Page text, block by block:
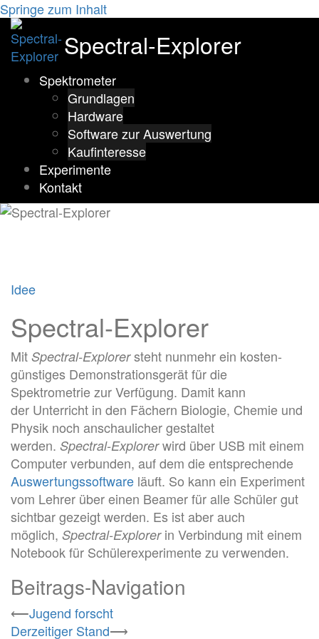
Springe zum Inhalt
Spectral-Explorer
Spektrometer
Grundlagen
Hardware
Software zur Auswertung
Kaufinteresse
Experimente
Kontakt
Idee
Spectral-Explorer
Mit Spectral-Explorersteht nunmehr ein kosten­
günstiges Demonstrations­gerät für die
Spektrometrie zur Verfügung. Damit kann
der Unterricht in den Fächern Biologie, Chemie und
Physik noch anschaulicher gestaltet
werden. Spectral-Explorerwird über USB mit einem
Computer verbunden, auf dem die entsprechende
Auswertungs­software läuft. So kann ein Experiment
vom Lehrer über einen Beamer für alle Schüler gut
sichtbar gezeigt werden. Es ist aber auch
möglich, Spectral-Explorerin Verbindung mit einem
Note­book für Schüler­experimente zu verwenden.
Beitrags-Navigation
⟵Jugend forscht
Derzeitiger Stand⟶